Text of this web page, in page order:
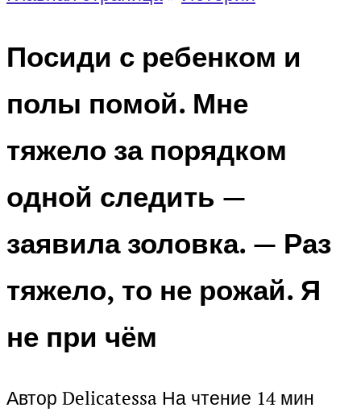
Посиди с ребенком и
полы помой. Мне
тяжело за порядком
одной следить —
заявила золовка. — Раз
тяжело, то не рожай. Я
не при чём
Автор Delicatessa На чтение 14 мин